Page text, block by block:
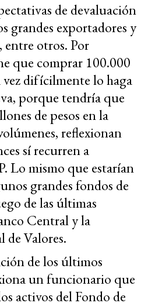
de devaluación
grandes exportadores y
entre otros. Por
que comprar 100.000
vez difícilmente lo haga
porque tendría que
de pesos en la
reflexionan
sí recurren a
Lo mismo que estarían
grandes fondos de
de las últimas
Central y la
Valores.
de los últimos
un funcionario que
activos del Fondo de